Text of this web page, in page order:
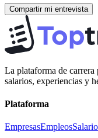
Compartir mi entrevista
La plataforma de
salarios, experiencias y
Plataforma
EmpresasEmpleos